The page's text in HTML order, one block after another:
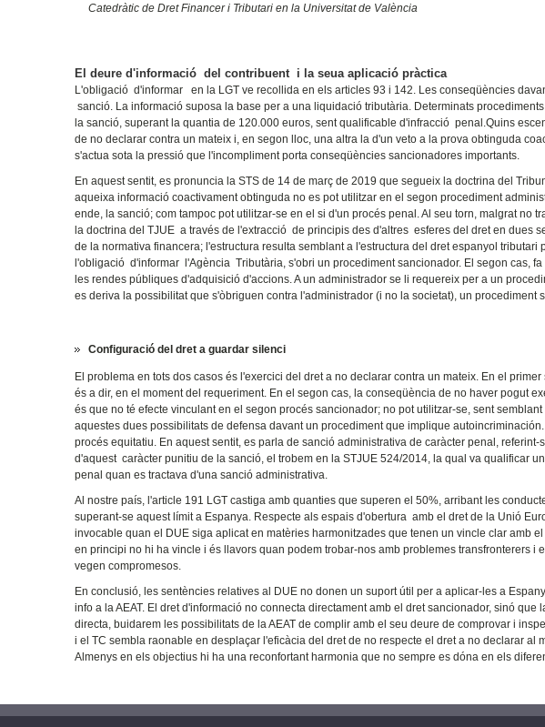
Catedràtic de Dret Financer i Tributari en la Universitat de València
El deure d'informació del contribuent i la seua aplicació pràctica
L'obligació d'informar en la LGT ve recollida en els articles 93 i 142. Les conseqüències
sanció. La informació suposa la base per a una liquidació tributària. Determinats
la sanció, superant la quantia de 120.000 euros, sent qualificable d'infracció penal.Quins
de no declarar contra un mateix i, en segon lloc, una altra la d'un veto a la prova obtinguda
s'actua sota la pressió que l'incompliment porta conseqüències sancionadores importants.
En aquest sentit, es pronuncia la STS de 14 de març de 2019 que segueix la doctrina del
aqueixa informació coactivament obtinguda no es pot utilitzar en el segon procediment
ende, la sanció; com tampoc pot utilitzar-se en el si d'un procés penal. Al seu torn, malgrat no
la doctrina del TJUE a través de l'extracció de principis des d'altres esferes del dret en dues
de la normativa financera; l'estructura resulta semblant a l'estructura del dret espanyol
l'obligació d'informar l'Agència Tributària, s'obri un procediment sancionador. El segon cas,
les rendes públiques d'adquisició d'accions. A un administrador se li requereix per a un
es deriva la possibilitat que s'òbriguen contra l'administrador (i no la societat), un procediment
Configuració del dret a guardar silenci
El problema en tots dos casos és l'exercici del dret a no declarar contra un mateix. En el
és a dir, en el moment del requeriment. En el segon cas, la conseqüència de no haver pogut
és que no té efecte vinculant en el segon procés sancionador; no pot utilitzar-se, sent
aquestes dues possibilitats de defensa davant un procediment que implique
procés equitatiu. En aquest sentit, es parla de sanció administrativa de caràcter penal,
d'aquest caràcter punitiu de la sanció, el trobem en la STJUE 524/2014, la qual va qualificar
penal quan es tractava d'una sanció administrativa.
Al nostre país, l'article 191 LGT castiga amb quanties que superen el 50%, arribant les
superant-se aquest límit a Espanya. Respecte als espais d'obertura amb el dret de la Unió
invocable quan el DUE siga aplicat en matèries harmonitzades que tenen un vincle clar amb
en principi no hi ha vincle i és llavors quan podem trobar-nos amb problemes transfronterers i
vegen compromesos.
En conclusió, les sentències relatives al DUE no donen un suport útil per a aplicar-les a
info a la AEAT. El dret d'informació no connecta directament amb el dret sancionador, sinó
directa, buidarem les possibilitats de la AEAT de complir amb el seu deure de comprovar i
i el TC sembla raonable en desplaçar l'eficàcia del dret de no respecte el dret a no declarar al
Almenys en els objectius hi ha una reconfortant harmonia que no sempre es dóna en els